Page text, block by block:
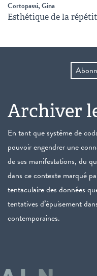
Cortopassi, Gina
Esthétique de la
Archiver
En tant que système de
pouvoir engendrer une
de ses manifestations, du
dans ce contexte marqué
tentaculaire des données
tentatives d’épuisement
contemporaines.